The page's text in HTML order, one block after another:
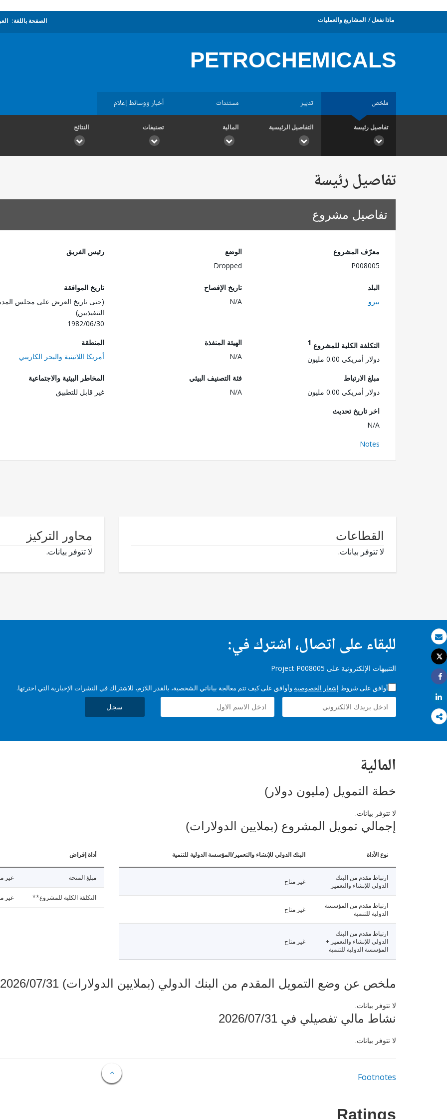
بريد الكتروني
طباعة
Tweet
Share
Share
ماذا نفعل المشاريع والعمليات الصفحة باللغة:
PETROCHEMICALS
ملخص تدبير مستندات أخبار ووسائط إعلام
تفاصيل رئيسة التفاصيل الرئيسية المالية تصنيفات النتائج
تفاصيل رئيسة
تفاصيل مشروع
معرّف المشروع
P008005
الوضع
Dropped
رئيس الفريق
البلد
بيرو
تاريخ الإفصاح
N/A
تاريخ الموافقة
(حتى تاريخ العرض على مجلس
التنفيذيين)
1982/06/30
التكلفة الكلية للمشروع 1
دولار أمريكي 0.00 مليون
الهيئة المنفذة
N/A
المنطقة
أمريكا اللاتينية والبحر الكاريبي
مبلغ الارتباط
دولار أمريكي 0.00 مليون
فئة التصنيف البيئي
N/A
المخاطر البيئية والاجتماعية
غير قابل للتطبيق
اخر تاريخ تحديث
N/A
Notes
القطاعات
لا تتوفر بيانات.
محاور التركيز
لا تتوفر بيانات.
للبقاء على اتصال، اشترك في:
التنبيهات الإلكترونية على Project P008005
أوافق على شروط إشعار الخصوصية وأوافق على كيف تتم معالجة بياناتي الشخصية، بالقدر اللازم، للاشتراك في النشرات الإخبارية التي اخترتها.
سجل
المالية
خطة التمويل (مليون دولار)
لا تتوفر بيانات.
إجمالي تمويل المشروع (بملايين الدولارات)
نوع الأداة البنك الدولي للإنشاء والتعمير/المؤسسة الدولية للتنمية
ارتباط مقدم من البنك
الدولي للإنشاء والتعمير
غير متاح
ارتباط مقدم من المؤسسة
الدولية للتنمية
غير متاح
ارتباط مقدم من البنك
الدولي للإنشاء والتعمير +
المؤسسة الدولية للتنمية
غير متاح
أداة إقراض
مبلغ المنحة غير
التكلفة الكلية للمشروع** غير
ملخص عن وضع التمويل المقدم من البنك الدولي (بملايين الدولارات) 2026/07/31
لا تتوفر بيانات.
نشاط مالي تفصيلي في 2026/07/31
لا تتوفر بيانات.
Footnotes